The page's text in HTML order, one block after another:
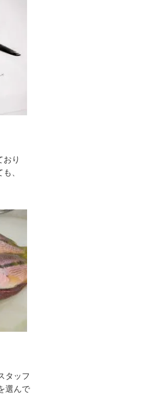
り
、
タッフ
選んで